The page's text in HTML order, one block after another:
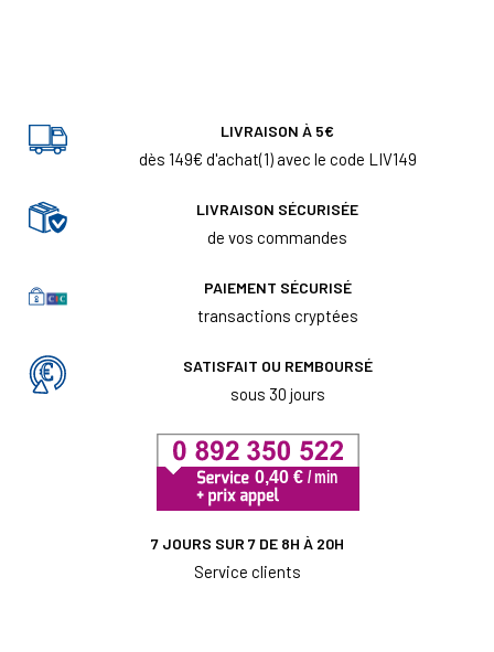
LIVRAISON À 5€
dès 149€ d'achat(1) avec le code LIV149
LIVRAISON SÉCURISÉE
de vos commandes
PAIEMENT SÉCURISÉ
transactions cryptées
SATISFAIT OU REMBOURSÉ
sous 30 jours
7 JOURS SUR 7 DE 8H À 20H
Service clients